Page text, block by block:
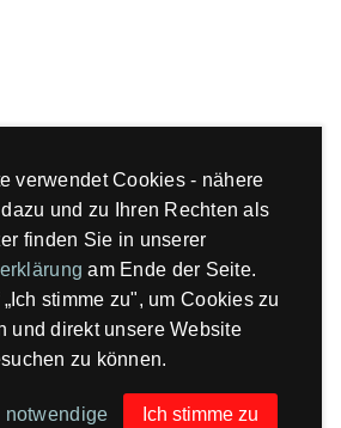
verwendet Cookies - nähere
dazu und zu Ihren Rechten als
finden Sie in unserer
am Ende der Seite.
stimme zu", um Cookies zu
und direkt unsere Website
zu können.
notwendige Ich stimme zu